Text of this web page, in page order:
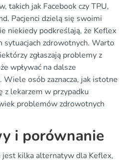
takich jak Facebook czy TPU,
Pacjenci dzielą się swoimi
niekiedy podkreślają, że Keflex
sytuacjach zdrowotnych. Warto
zgłaszają problemy z
wpływać na dalsze
osób zaznacza, jak istotne
lekarzem w przypadku
problemów zdrowotnych
i porównanie
kilka alternatyw dla Keflex,